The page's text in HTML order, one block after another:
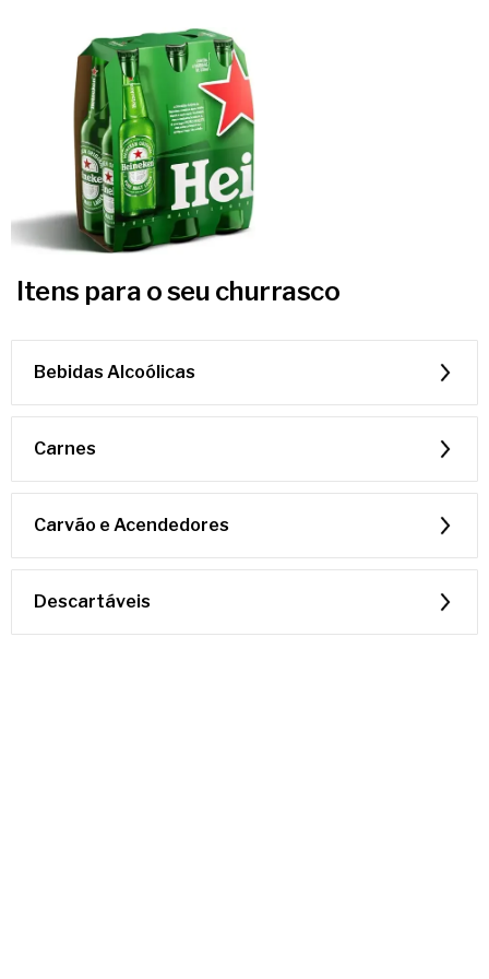
Itens para o seu churrasco
Bebidas Alcoólicas
Carnes
Carvão e Acendedores
Descartáveis